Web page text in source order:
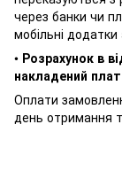
через банки чи
мобільні
• Розрахунок в
накладений
Оплати
день отримання